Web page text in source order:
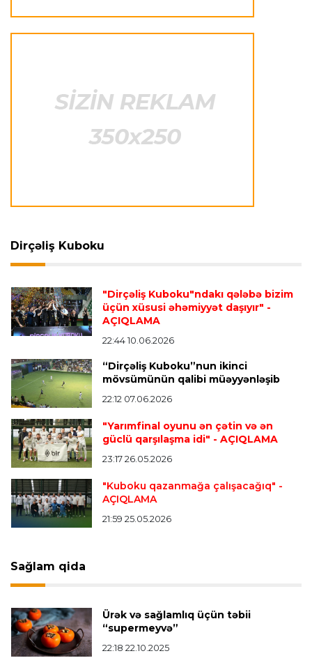
Lukaku ilə "Monako" arasında danışıqlar
Transfer 23:09 07.08.2026
hazırlaşır
"Real" argentinalı futbolçusunu "Fiorentina"ya
icarəyə göndərdi
Transfer 22:57 07.08.2026
"Qranada" Zinəddin Zidanın oğlu ilə yollarını
ayırdı
Transfer 22:54 07.08.2026
"Mançester Siti" argentinalı qapıçını transfer
edir
Offside 19:46 07.08.2026
bürünc medalın sahibi müəyyənləşdi
Misli Premyer liqa 16:52 07.08.2026
"Zirə" Namik Ələskərovla yollarını ayırdı
Dirçəliş Kuboku
"Dirçəliş Kuboku"ndakı qələbə bizim
üçün xüsusi əhəmiyyət daşıyır" -
AÇIQLAMA
22:44 10.06.2026
“Dirçəliş Kuboku”nun ikinci
mövsümünün qalibi müəyyənləşib
22:12 07.06.2026
"Yarımfinal oyunu ən çətin və ən
güclü qarşılaşma idi" - AÇIQLAMA
23:17 26.05.2026
"Kuboku qazanmağa çalışacağıq" -
AÇIQLAMA
21:59 25.05.2026
Sağlam qida
Ürək və sağlamlıq üçün təbii
“supermeyvə”
22:18 22.10.2025